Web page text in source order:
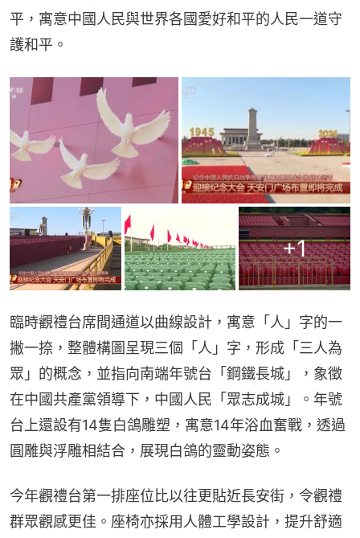
平，寓意中國人民與世界各國愛好和平的人民一道守
護和平。
+1
臨時觀禮台席間通道以曲線設計，寓意「人」字的一
撇一捺，整體構圖呈現三個「人」字，形成「三人為
眾」的概念，並指向南端年號台「鋼鐵長城」，象徵
在中國共產黨領導下，中國人民「眾志成城」。年號
台上還設有14隻白鴿雕塑，寓意14年浴血奮戰，透過
圓雕與浮雕相結合，展現白鴿的靈動姿態。
今年觀禮台第一排座位比以往更貼近長安街，令觀禮
群眾觀感更佳。座椅亦採用人體工學設計，提升舒適